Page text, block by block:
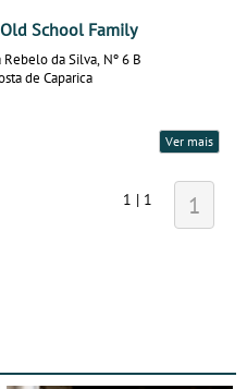
School Family
Rebelo da Silva, Nº 6 B
de Caparica
Ver mais
1 | 1 1